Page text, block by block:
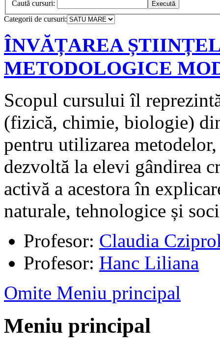
Caută cursuri:
Categorii de cursuri:
ÎNVĂȚAREA
METODOLOGICE
Scopul cursului îl
(fizică, chimie, biologie)
pentru utilizarea
dezvoltă la elevi gândirea
activă a acestora în
naturale, tehnologice și
Profesor: Claudia
Profesor: Hanc Liliana
Omite Meniu principal
Meniu principal